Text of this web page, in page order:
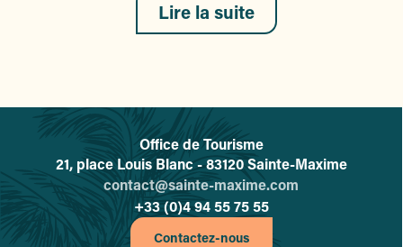
Lire la suite
L'office de tourisme de Sainte-
Office de Tourisme
21, place Louis Blanc - 83120 Sainte-Maxime
contact@sainte-maxime.com
+33 (0)4 94 55 75 55
Contactez-nous